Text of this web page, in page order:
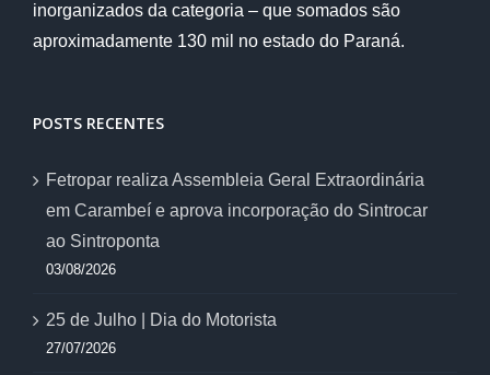
inorganizados da categoria – que somados são
aproximadamente 130 mil no estado do Paraná.
POSTS RECENTES
Fetropar realiza Assembleia Geral Extraordinária
em Carambeí e aprova incorporação do Sintrocar
ao Sintroponta
03/08/2026
25 de Julho | Dia do Motorista
27/07/2026